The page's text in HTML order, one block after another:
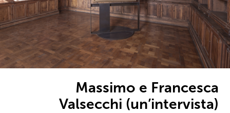
Massimo e Francesca
Valsecchi (un’intervista)